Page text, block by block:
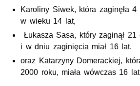
Karoliny Siwek, która zaginęła
w wieku 14 lat,
Łukasza Sasa, który zaginął
i w dniu zaginięcia miał 16 lat,
oraz Katarzyny Domerackiej,
2000 roku, miała wówczas 16